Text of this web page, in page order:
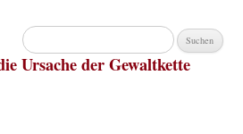
Suchen
nach:
Ursache der Gewaltkette